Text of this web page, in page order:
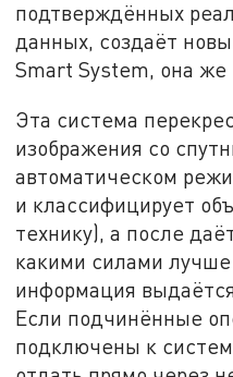
подтверждённых
данных, создаёт
Smart System, она
Эта система
изображения со
автоматическом
и классифицирует
технику), а после
какими силами
информация
Если подчинённые
подключены к